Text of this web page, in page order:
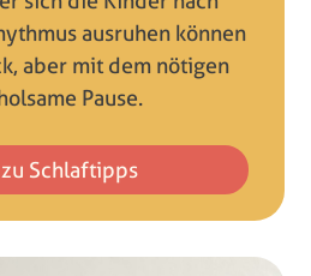
ausruhen können
aber mit dem nötigen
Pause.
Schlaftipps